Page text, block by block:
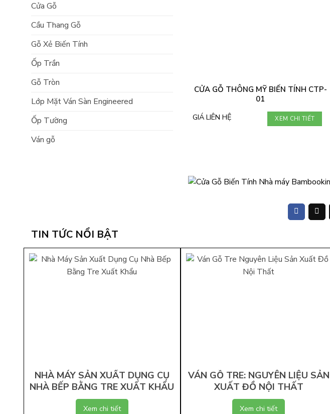
Cửa Gỗ
Cầu Thang Gỗ
Gỗ Xẻ Biến Tính
Ốp Trần
Gỗ Tròn
Lớp Mặt Ván Sàn Engineered
Ốp Tường
Ván gỗ
CỬA GỖ THÔNG MỸ BIẾN TÍNH CTP-
01
GIÁ LIÊN HỆ
XEM CHI TIẾT
TIN TỨC NỔI BẬT
NHÀ MÁY SẢN XUẤT DỤNG CỤ
NHÀ BẾP BẰNG TRE XUẤT KHẨU
Xem chi tiết
VÁN GỖ TRE: NGUYÊN LIỆU SẢN
XUẤT ĐỒ NỘI THẤT
Xem chi tiết